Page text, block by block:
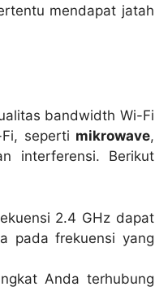
mendapat jatah
bandwidth Wi-Fi
seperti mikrowave,
interferensi. Berikut
2.4 GHz dapat
pada frekuensi yang
Anda terhubung